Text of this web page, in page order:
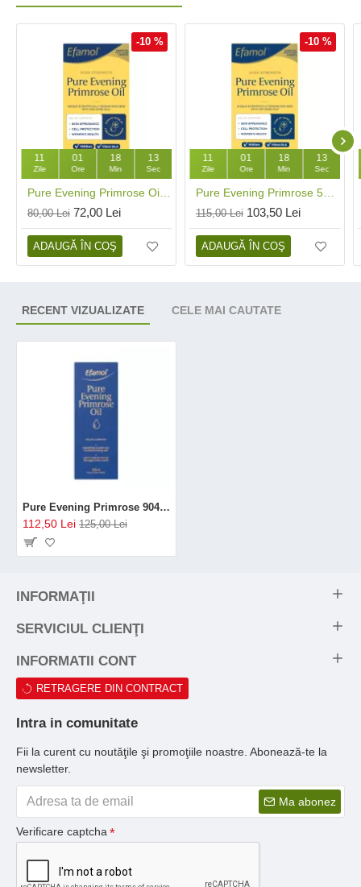
-10 %
11
Zile
01
Ore
18
Min
12
Sec
80,00 Lei 72,00 Lei
ADAUGĂ ÎN COŞ
-10 %
11
Zile
01
Ore
18
Min
12
Sec
115,00 Lei 103,50 Lei
ADAUGĂ ÎN COŞ
RECENT VIZUALIZATE CELE MAI CAUTATE
Pure Evening Primrose 904 mg picături (60 ml), Efamol®
112,50 Lei 125,00 Lei
INFORMAŢII
SERVICIUL CLIENŢI
INFORMATII CONT
RETRAGERE DIN CONTRACT
Intra in comunitate
Fii la curent cu noutăţile şi promoţiile noastre. Abonează-te la
newsletter.
Ma abonez
Verificare captcha